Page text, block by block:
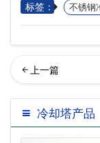
标签： 不锈钢
锈钢开式冷却塔…
冷却塔产品